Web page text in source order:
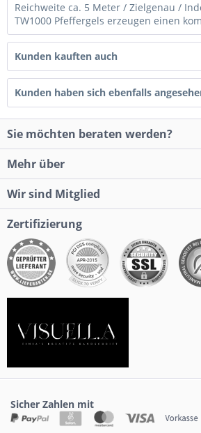
Reichweite ca. 5 Meter / Zielgenau /
TW1000 Pfeffergels erzeugen einen
Kunden kauften auch
Kunden haben sich ebenfalls
Sie möchten beraten werden?
Mehr über
Wir sind Mitglied
Zertifizierung
Sicher Zahlen mit